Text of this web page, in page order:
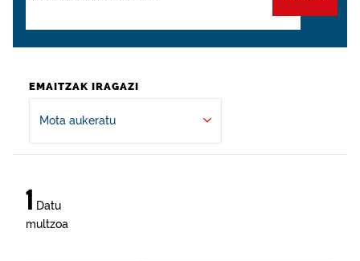
EMAITZAK IRAGAZI
Mota aukeratu
1 Datu
multzoa